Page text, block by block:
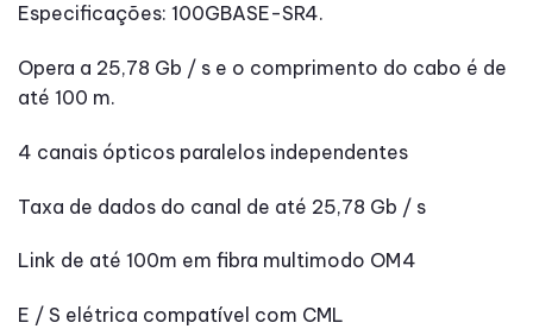
Especificações: 100GBASE-SR4.
Opera a 25,78 Gb / s e o comprimento do cabo é de
até 100 m.
4 canais ópticos paralelos independentes
Taxa de dados do canal de até 25,78 Gb / s
Link de até 100m em fibra multimodo OM4
E / S elétrica compatível com CML